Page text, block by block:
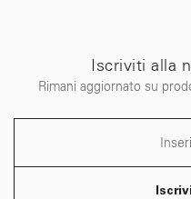
Iscriviti alla
Rimani aggiornato su